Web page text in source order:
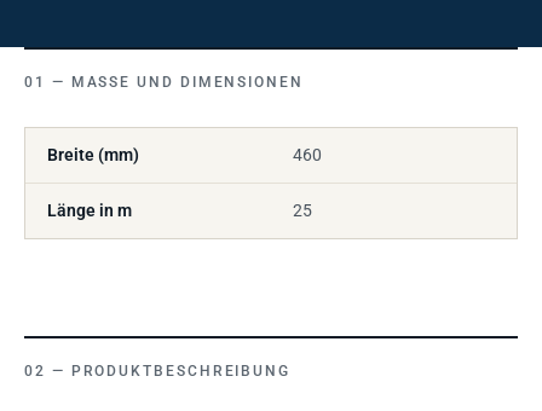
MASSE UND DIMENSIONEN
Breite (mm) 460
Länge in m 25
PRODUKTBESCHREIBUNG